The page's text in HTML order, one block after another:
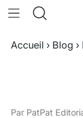
Accueil › Blog ›
Par PatPat